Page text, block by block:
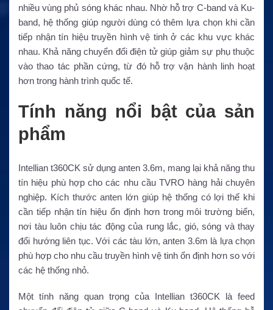
nhiều vùng phủ sóng khác nhau. Nhờ hỗ trợ C-band và Ku-
band, hệ thống giúp người dùng có thêm lựa chọn khi cần
tiếp nhận tín hiệu truyền hình vệ tinh ở các khu vực khác
nhau. Khả năng chuyển đổi điện tử giúp giảm sự phụ thuộc
vào thao tác phần cứng, từ đó hỗ trợ vận hành linh hoạt
hơn trong hành trình quốc tế.
Tính năng nổi bật của sản
phẩm
Intellian t360CK sử dụng anten 3.6m, mang lại khả năng thu
tín hiệu phù hợp cho các nhu cầu TVRO hàng hải chuyên
nghiệp. Kích thước anten lớn giúp hệ thống có lợi thế khi
cần tiếp nhận tín hiệu ổn định hơn trong môi trường biển,
nơi tàu luôn chịu tác động của rung lắc, gió, sóng và thay
đổi hướng liên tục. Với các tàu lớn, anten 3.6m là lựa chọn
phù hợp cho nhu cầu truyền hình vệ tinh ổn định hơn so với
các hệ thống nhỏ.
Một tính năng quan trọng của Intellian t360CK là feed